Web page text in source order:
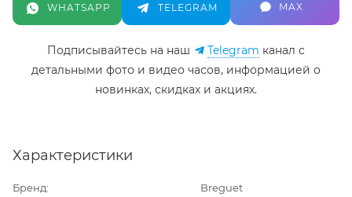
WHATSAPP TELEGRAM MAX
Подписывайтесь на наш Telegram канал c
детальными фото и видео часов, информацией о
новинках, скидках и акциях.
Характеристики
Бренд
Breguet